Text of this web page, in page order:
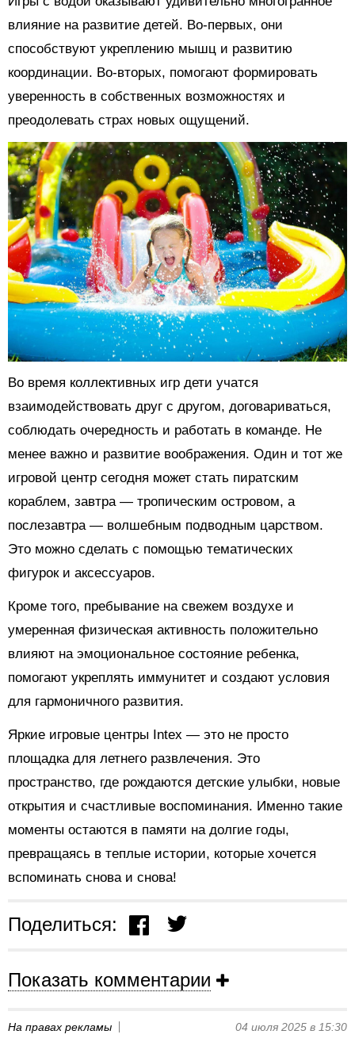
влияние на развитие детей. Во-первых, они
способствуют укреплению мышц и развитию
координации. Во-вторых, помогают формировать
уверенность в собственных возможностях и
преодолевать страх новых ощущений.
Во время коллективных игр дети учатся
взаимодействовать друг с другом, договариваться,
соблюдать очередность и работать в команде. Не
менее важно и развитие воображения. Один и тот же
игровой центр сегодня может стать пиратским
кораблем, завтра — тропическим островом, а
послезавтра — волшебным подводным царством.
Это можно сделать с помощью тематических
фигурок и аксессуаров.
Кроме того, пребывание на свежем воздухе и
умеренная физическая активность положительно
влияют на эмоциональное состояние ребенка,
помогают укреплять иммунитет и создают условия
для гармоничного развития.
Яркие игровые центры Intex — это не просто
площадка для летнего развлечения. Это
пространство, где рождаются детские улыбки, новые
открытия и счастливые воспоминания. Именно такие
моменты остаются в памяти на долгие годы,
превращаясь в теплые истории, которые хочется
вспоминать снова и снова!
Поделиться:
Показать комментарии
На правах рекламы 04 июля 2025 в 15:30